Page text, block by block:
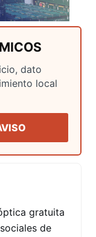
dato
local
gratuita
de